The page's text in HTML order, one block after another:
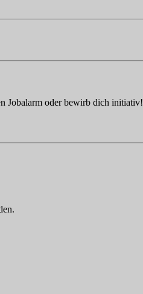
Jobalarm oder bewirb dich initiativ!